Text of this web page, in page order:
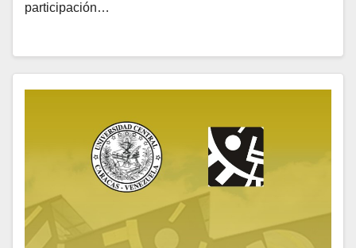
participación…